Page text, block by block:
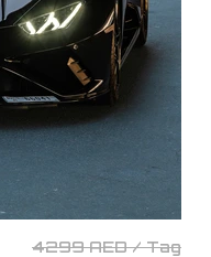
4299 AED / Tag